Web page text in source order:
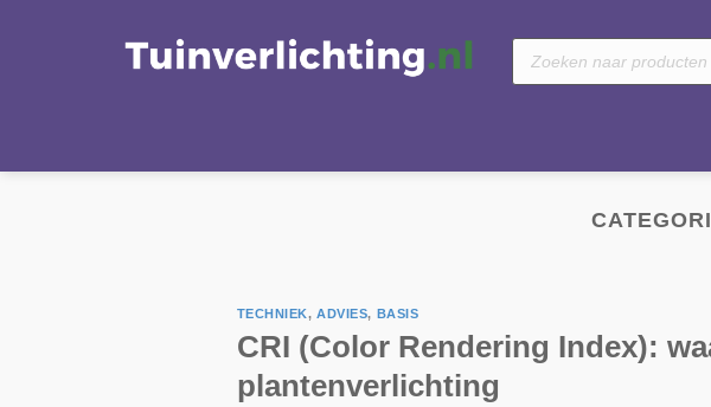
Producten
zoeken
TECHNIEK,ADVIES, BASIS
CRI (Color Rendering Index):
plantenverlichting